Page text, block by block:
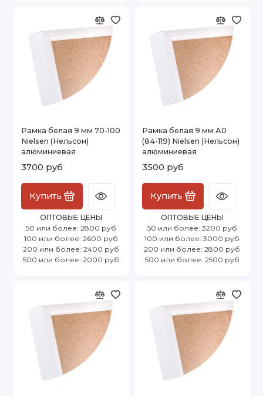
Рамка белая 9 мм 70-100
Nielsen (Нельсон)
алюминиевая
3700 руб
Купить
ОПТОВЫЕ ЦЕНЫ
50 или более: 2800 руб
100 или более: 2600 руб
200 или более: 2400 руб
500 или более: 2000 руб
Рамка белая 9 мм А0
(84-119) Nielsen (Нельсон)
алюминиевая
3500 руб
Купить
ОПТОВЫЕ ЦЕНЫ
50 или более: 3200 руб
100 или более: 3000 руб
200 или более: 2800 руб
500 или более: 2500 руб